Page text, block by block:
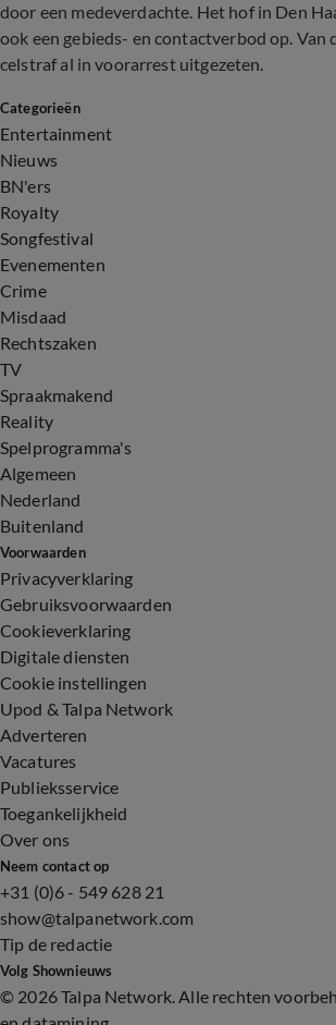
door een medeverdachte. Het hof in Den
ook een gebieds- en contactverbod op. Van
celstraf al in voorarrest uitgezeten.
Categorieën
Entertainment
Nieuws
BN'ers
Royalty
Songfestival
Evenementen
Crime
Misdaad
Rechtszaken
TV
Spraakmakend
Reality
Spelprogramma's
Algemeen
Nederland
Buitenland
Voorwaarden
Privacyverklaring
Gebruiksvoorwaarden
Cookieverklaring
Digitale diensten
Cookie instellingen
Upod & Talpa Network
Adverteren
Vacatures
Publieksservice
Toegankelijkheid
Over ons
Neem contact op
+31 (0)6 - 549 628 21
show@talpanetwork.com
Tip de redactie
Volg Shownieuws
© 2026 Talpa Network. Alle rechten